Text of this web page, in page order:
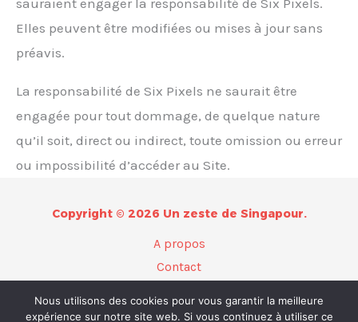
Elles peuvent être modifiées ou mises à jour sans
préavis.
La responsabilité de Six Pixels ne saurait être
engagée pour tout dommage, de quelque nature
qu’il soit, direct ou indirect, toute omission ou erreur
ou impossibilité d’accéder au Site.
Copyright © 2026 Un zeste de Singapour.
A propos
Contact
Mentions légales
Nous utilisons des cookies pour vous garantir la meilleure
expérience sur notre site web. Si vous continuez à utiliser ce